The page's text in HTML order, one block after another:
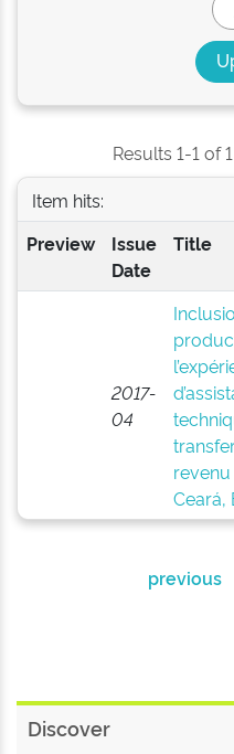
Results 1-1 of
Item hits:
Preview
Issue
Date
Title
2017-
04
revenu
Ceará,
previous
Discover